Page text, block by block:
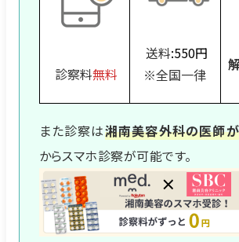
診察料無料
送料:550円
※全国一律
また診察は湘南美容外科の医師
からスマホ診察が可能です。